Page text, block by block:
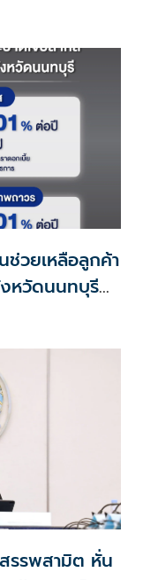
ช่วยเหลือลูกค้า
งหวัดนนทบุรี
รรพสามิต หั่น